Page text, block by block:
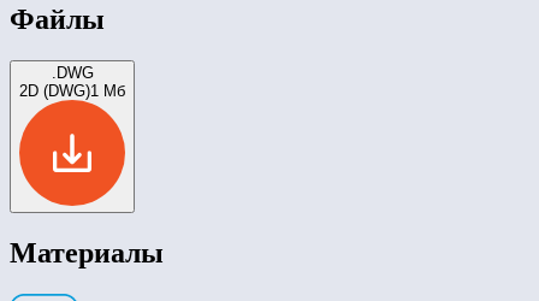
Файлы
.DWG
2D (DWG)1 Мб
Материалы